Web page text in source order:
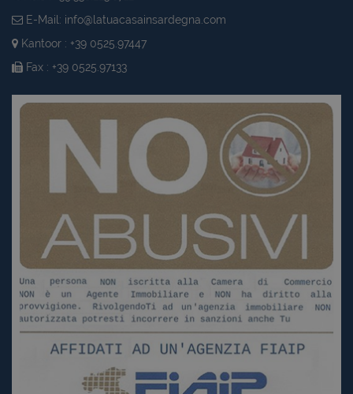
E-Mail: info@latuacasainsardegna.com
Kantoor : +39 0525.97447
Fax : +39 0525.97133